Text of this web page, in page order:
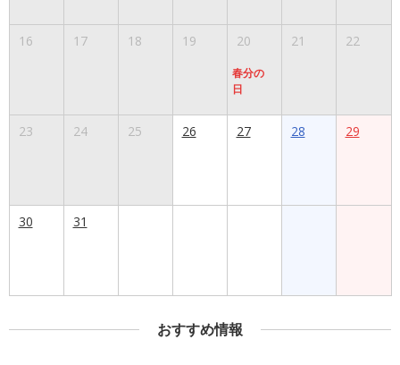
16 17 18 19 20
春分の
日
21 22
23 24 25 26 27 28 29
30 31
おすすめ情報